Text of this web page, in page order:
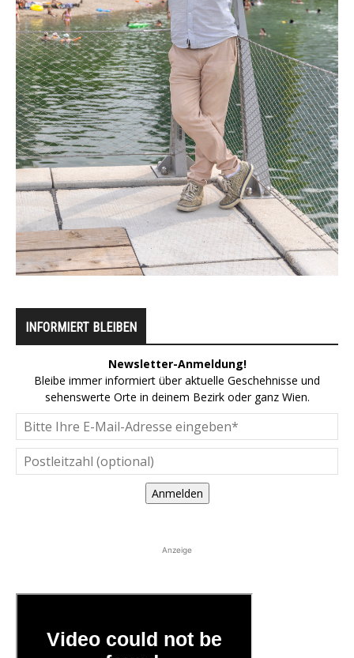
INFORMIERT BLEIBEN
Newsletter-Anmeldung!
Bleibe immer informiert über aktuelle Geschehnisse und
sehenswerte Orte in deinem Bezirk oder ganz Wien.
Anmelden
Anzeige